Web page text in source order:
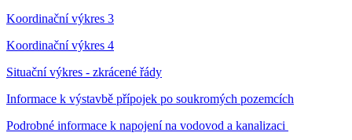
Koordinační výkres 3
Koordinační výkres 4
Situační výkres - zkrácené řády
Informace k výstavbě přípojek po soukromých pozemcích
Podrobné informace k napojení na vodovod a kanalizaci